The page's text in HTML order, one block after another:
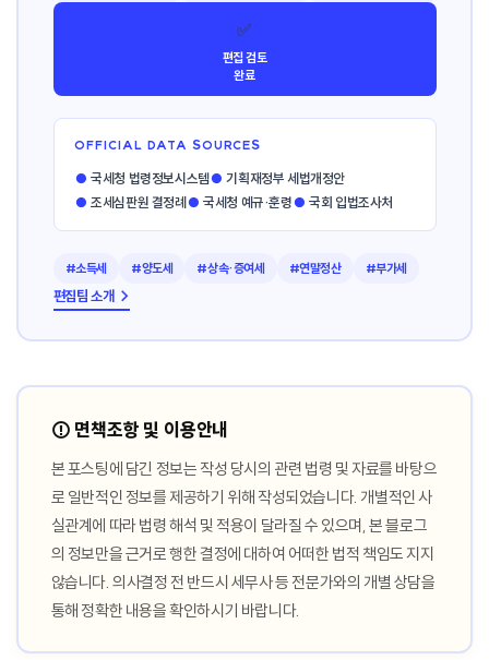
✅
편집 검토
완료
OFFICIAL DATA SOURCES
● 국세청 법령정보시스템● 기획재정부 세법개정안
● 조세심판원 결정례 ● 국세청 예규·훈령● 국회 입법조사처
#소득세 #양도세 #상속·증여세 #연말정산 #부가세
편집팀 소개 →
⚠️ 면책조항 및 이용안내
본 포스팅에 담긴 정보는 작성 당시의 관련 법령 및 자료를 바탕으
로 일반적인 정보를 제공하기 위해 작성되었습니다. 개별적인 사
실관계에 따라 법령 해석 및 적용이 달라질 수 있으며, 본 블로그
의 정보만을 근거로 행한 결정에 대하여 어떠한 법적 책임도 지지
않습니다. 의사결정 전 반드시 세무사 등 전문가와의 개별 상담을
통해 정확한 내용을 확인하시기 바랍니다.